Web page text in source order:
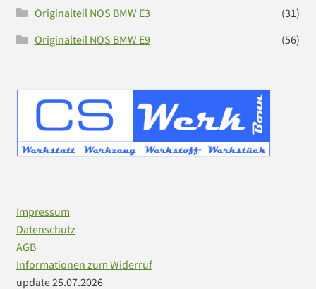
Originalteil NOS BMW E3
(31)
Originalteil NOS BMW E9
(56)
Impressum
Datenschutz
AGB
Informationen zum Widerruf
update 25.07.2026